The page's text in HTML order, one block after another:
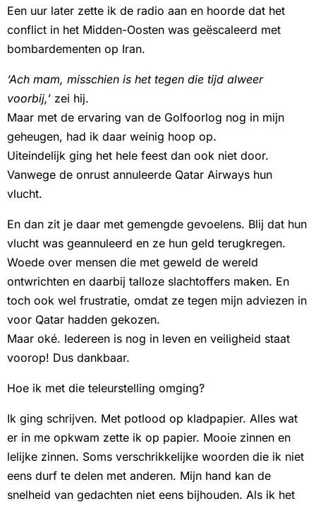
Een uur later zette ik de radio aan en hoorde dat het
conflict in het Midden-Oosten was geëscaleerd met
bombardementen op Iran.
‘Ach mam, misschien is het tegen die tijd alweer
voorbij,’ zei hij.
Maar met de ervaring van de Golfoorlog nog in mijn
geheugen, had ik daar weinig hoop op.
Uiteindelijk ging het hele feest dan ook niet door.
Vanwege de onrust annuleerde Qatar Airways hun
vlucht.
En dan zit je daar met gemengde gevoelens. Blij dat hun
vlucht was geannuleerd en ze hun geld terugkregen.
Woede over mensen die met geweld de wereld
ontwrichten en daarbij talloze slachtoffers maken. En
toch ook wel frustratie, omdat ze tegen mijn adviezen in
voor Qatar hadden gekozen.
Maar oké. Iedereen is nog in leven en veiligheid staat
voorop! Dus dankbaar.
Hoe ik met die teleurstelling omging?
Ik ging schrijven. Met potlood op kladpapier. Alles wat
er in me opkwam zette ik op papier. Mooie zinnen en
lelijke zinnen. Soms verschrikkelijke woorden die ik niet
eens durf te delen met anderen. Mijn hand kan de
snelheid van gedachten niet eens bijhouden. Als ik het